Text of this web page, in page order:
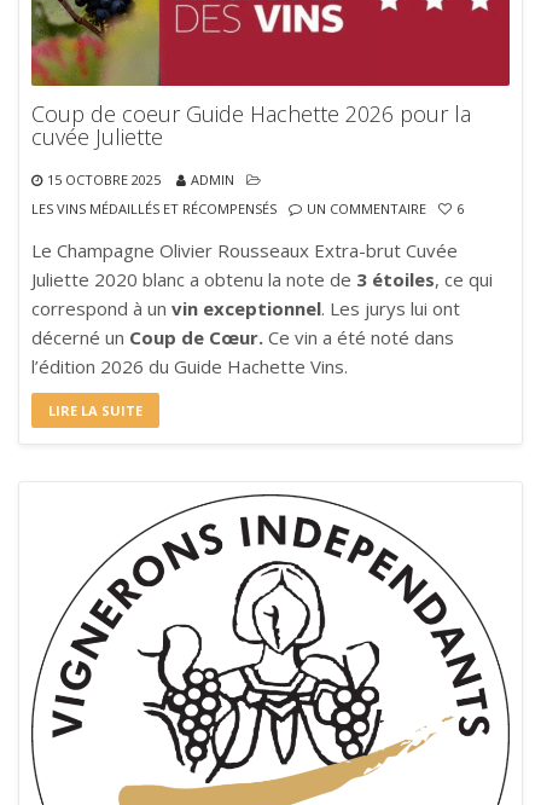
Coup de coeur Guide Hachette 2026 pour la
cuvée Juliette
15 OCTOBRE 2025
ADMIN
LES VINS MÉDAILLÉS ET RÉCOMPENSÉS
UN COMMENTAIRE 6
Le Champagne Olivier Rousseaux Extra-brut Cuvée
Juliette 2020 blanc a obtenu la note de 3 étoiles, ce qui
correspond à un vin exceptionnel. Les jurys lui ont
décerné un Coup de Cœur. Ce vin a été noté dans
l’édition 2026 du Guide Hachette Vins.
LIRE LA SUITE